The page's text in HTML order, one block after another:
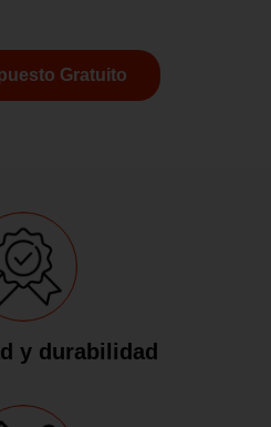
Gratuito
y durabilidad